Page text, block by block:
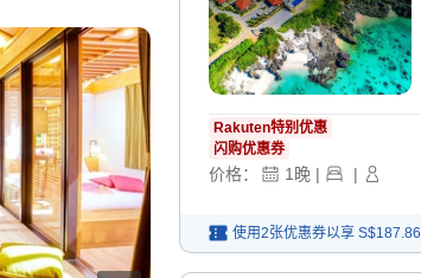
Rakuten特别优惠
闪购优惠券
价格： 1晚 | |
使用2张优惠券以享 S$187.86